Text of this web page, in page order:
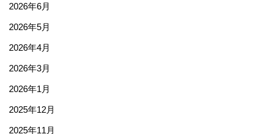
2026年6月
2026年5月
2026年4月
2026年3月
2026年1月
2025年12月
2025年11月